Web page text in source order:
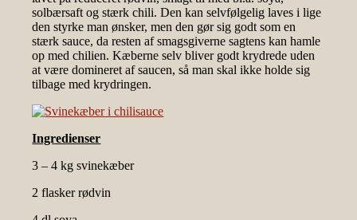
solbærsaft og stærk chili. Den kan selvfølgelig laves i lige
den styrke man ønsker, men den gør sig godt som en
stærk sauce, da resten af smagsgiverne sagtens kan hamle
op med chilien. Kæberne selv bliver godt krydrede uden
at være domineret af saucen, så man skal ikke holde sig
tilbage med krydringen.
Ingredienser
3 – 4 kg svinekæber
2 flasker rødvin